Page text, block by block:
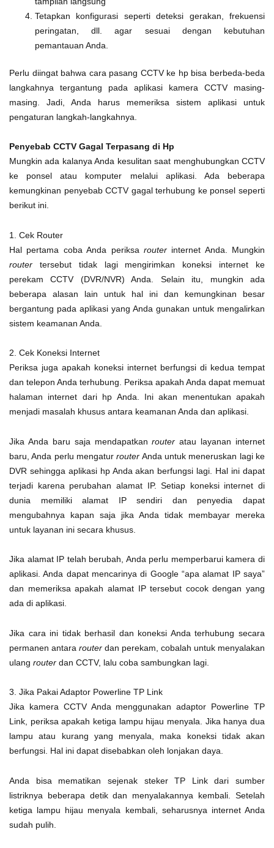
Tetapkan konfigurasi seperti deteksi gerakan, frekuensi
peringatan, dll. agar sesuai dengan kebutuhan
pemantauan Anda.
Perlu diingat bahwa cara pasang CCTV ke hp bisa berbeda-beda
langkahnya tergantung pada aplikasi kamera CCTV masing-
masing. Jadi, Anda harus memeriksa sistem aplikasi untuk
pengaturan langkah-langkahnya.
Penyebab CCTV Gagal Terpasang di Hp
Mungkin ada kalanya Anda kesulitan saat menghubungkan CCTV
ke ponsel atau komputer melalui aplikasi. Ada beberapa
kemungkinan penyebab CCTV gagal terhubung ke ponsel seperti
berikut ini.
1. Cek Router
Hal pertama coba Anda periksa routerinternet Anda. Mungkin
router tersebut tidak lagi mengirimkan koneksi internet ke
perekam CCTV (DVR/NVR) Anda. Selain itu, mungkin ada
beberapa alasan lain untuk hal ini dan kemungkinan besar
bergantung pada aplikasi yang Anda gunakan untuk mengalirkan
sistem keamanan Anda.
2. Cek Koneksi Internet
Periksa juga apakah koneksi internet berfungsi di kedua tempat
dan telepon Anda terhubung. Periksa apakah Anda dapat memuat
halaman internet dari hp Anda. Ini akan menentukan apakah
menjadi masalah khusus antara keamanan Anda dan aplikasi.
Jika Anda baru saja mendapatkanrouter atau layanan internet
baru, Anda perlu mengaturrouter Anda untuk meneruskan lagi ke
DVR sehingga aplikasi hp Anda akan berfungsi lagi. Hal ini dapat
terjadi karena perubahan alamat IP. Setiap koneksi internet di
dunia memiliki alamat IP sendiri dan penyedia dapat
mengubahnya kapan saja jika Anda tidak membayar mereka
untuk layanan ini secara khusus.
Jika alamat IP telah berubah, Anda perlu memperbarui kamera di
aplikasi. Anda dapat mencarinya di Google “apa alamat IP saya”
dan memeriksa apakah alamat IP tersebut cocok dengan yang
ada di aplikasi.
Jika cara ini tidak berhasil dan koneksi Anda terhubung secara
permanen antara router dan perekam, cobalah untuk menyalakan
ulang router dan CCTV, lalu coba sambungkan lagi.
3. Jika Pakai Adaptor Powerline TP Link
Jika kamera CCTV Anda menggunakan adaptor Powerline TP
Link, periksa apakah ketiga lampu hijau menyala. Jika hanya dua
lampu atau kurang yang menyala, maka koneksi tidak akan
berfungsi. Hal ini dapat disebabkan oleh lonjakan daya.
Anda bisa mematikan sejenak steker TP Link dari sumber
listriknya beberapa detik dan menyalakannya kembali. Setelah
ketiga lampu hijau menyala kembali, seharusnya internet Anda
sudah pulih.